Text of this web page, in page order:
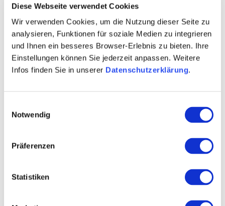
Diese Webseite verwendet Cookies
Wir verwenden Cookies, um die Nutzung dieser Seite zu
analysieren, Funktionen für soziale Medien zu integrieren
und Ihnen ein besseres Browser-Erlebnis zu bieten. Ihre
Einstellungen können Sie jederzeit anpassen. Weitere
Infos finden Sie in unserer Datenschutzerklärung.
Notwendig
Präferenzen
Statistiken